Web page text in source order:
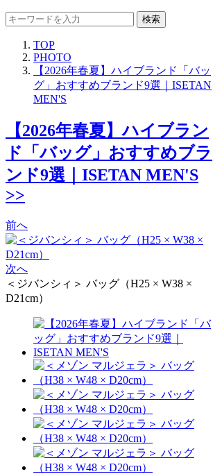
検索
TOP
PHOTO
【2026年春夏】ハイブランド「バッ
グ」おすすめブランド9選｜ISETAN
MEN'S
【2026年春夏】ハイブラン
ド「バッグ」おすすめブラ
ンド9選｜ISETAN MEN'S
>>
前へ
次へ
＜ジバンシィ＞ バッグ（H25 × W38 ×
D21cm）